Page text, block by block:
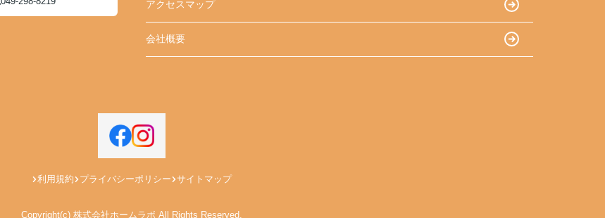
アクセスマップ
会社概要
利用規約 プライバシーポリシー サイトマップ
Copyright(c) 株式会社ホームラボ All Rights Reserved.